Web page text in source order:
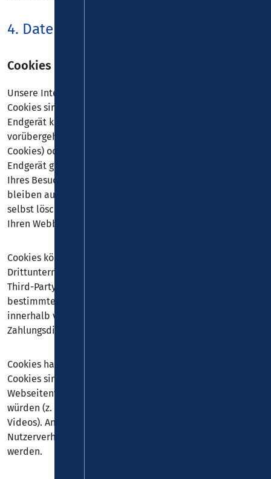
4. Datenerfassung auf dieser Website
Cookies
Unsere Internetseiten verwenden so genannte „Cookies“.
Cookies sind kleine Datenpakete und richten auf Ihrem
Endgerät keinen Schaden an. Sie werden entweder
vorübergehend für die Dauer einer Sitzung (Session-
Cookies) oder dauerhaft (permanente Cookies) auf Ihrem
Endgerät gespeichert. Session-Cookies werden nach Ende
Ihres Besuchs automatisch gelöscht. Permanente Cookies
bleiben auf Ihrem Endgerät gespeichert, bis Sie diese
selbst löschen oder eine automatische Löschung durch
Ihren Webbrowser erfolgt.
Cookies können von uns (First-Party-Cookies) oder von
Drittunternehmen stammen (sog. Third-Party-Cookies).
Third-Party-Cookies ermöglichen die Einbindung
bestimmter Dienstleistungen von Drittunternehmen
innerhalb von Webseiten (z. B. Cookies zur Abwicklung von
Zahlungsdienstleistungen).
Cookies haben verschiedene Funktionen. Zahlreiche
Cookies sind technisch notwendig, da bestimmte
Webseitenfunktionen ohne diese nicht funktionieren
würden (z. B. die Warenkorbfunktion oder die Anzeige von
Videos). Andere Cookies können zur Auswertung des
Nutzerverhaltens oder zu Werbezwecken verwendet
werden.